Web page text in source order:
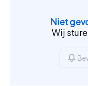
Niet
Wij